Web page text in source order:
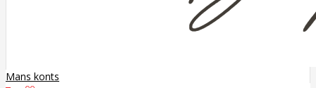
Mans konts